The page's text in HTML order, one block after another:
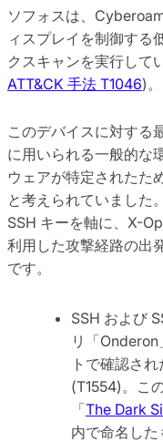
ソフォスは、
ィスプレイを制御する
クスキャンを実行して
ATT&CK 手法 T1046)。
このデバイスに対する
に用いられる一般的な
ウェアが特定されたた
と考えられていました
SSH キーを軸に、X-
利用した攻撃経路の出
です。
SSH および
リ「
トで確認さ
(T1554)。こ
「The Dark
内で命名した